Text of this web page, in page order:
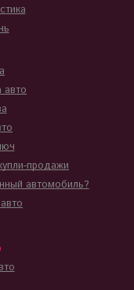
авто
продажи
автомобиль?